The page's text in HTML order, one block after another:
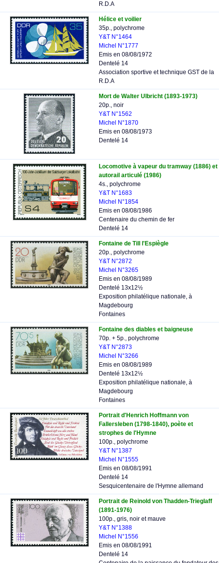
R.D.A
Hélice et voilier
35p., polychrome
Y&T N°1464
Michel N°1777
Emis en 08/08/1972
Dentelé 14
Association sportive et technique GST de la
R.D.A
Mort de Walter Ulbricht (1893-1973)
20p., noir
Y&T N°1562
Michel N°1870
Emis en 08/08/1973
Dentelé 14
Locomotive à vapeur du tramway (1886) et
autorail articulé (1986)
4s., polychrome
Y&T N°1683
Michel N°1854
Emis en 08/08/1986
Centenaire du chemin de fer
Dentelé 14
Fontaine de Till l'Espiègle
20p., polychrome
Y&T N°2872
Michel N°3265
Emis en 08/08/1989
Dentelé 13x12½
Exposition philatélique nationale, à
Magdebourg
Fontaines
Fontaine des diables et baigneuse
70p. + 5p., polychrome
Y&T N°2873
Michel N°3266
Emis en 08/08/1989
Dentelé 13x12½
Exposition philatélique nationale, à
Magdebourg
Fontaines
Portrait d'Henrich Hoffmann von
Fallersleben (1798-1840), poète et
strophes de l'Hymne
100p., polychrome
Y&T N°1387
Michel N°1555
Emis en 08/08/1991
Dentelé 14
Sesquicentenaire de l'Hymne allemand
Portrait de Reinold von Thadden-Trieglaff
(1891-1976)
100p., gris, noir et mauve
Y&T N°1388
Michel N°1556
Emis en 08/08/1991
Dentelé 14